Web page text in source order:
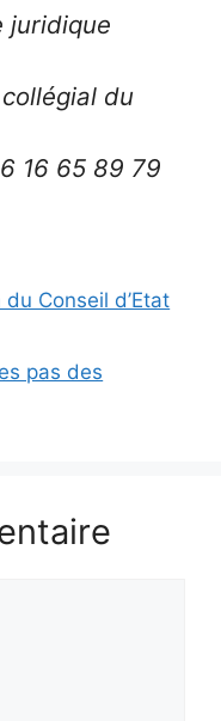
juridique
du
16 65 89 79
Conseil d’Etat
pas des